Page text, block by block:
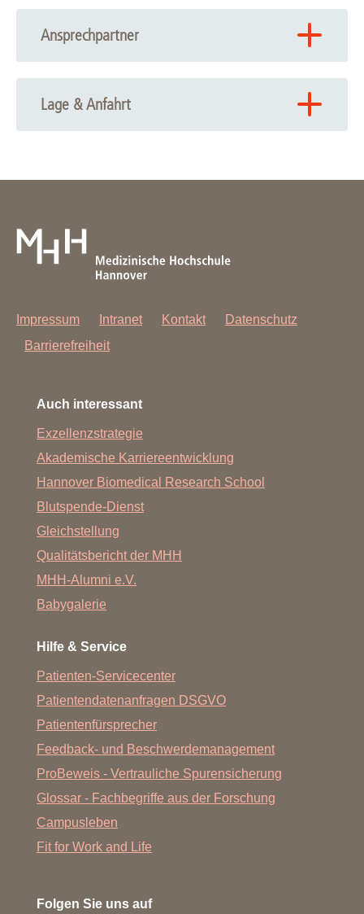
Ansprechpartner
Sekretariat
Marzena Stankiewicz
30625 Hannover
Zentrales Tierlabor
Ansprechpartner nach Abteilung
Lage & Anfahrt
Zum Lageplan
Impressum Intranet Kontakt
Datenschutz
Barrierefreiheit
Auch interessant
Exzellenzstrategie
Akademische Karriereentwicklung
Hannover Biomedical Research School
Blutspende-Dienst
Gleichstellung
Qualitätsbericht der MHH
MHH-Alumni e.V.
Babygalerie
Hilfe & Service
Patienten-Servicecenter
Patientendatenanfragen DSGVO
Patientenfürsprecher
Feedback- und Beschwerdemanagement
ProBeweis - Vertrauliche Spurensicherung
Glossar - Fachbegriffe aus der Forschung
Campusleben
Fit for Work and Life
Folgen Sie uns auf